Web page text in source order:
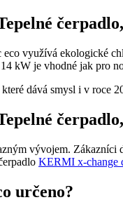
využívá ekologické
kW je vhodné jak pro
vývojem.
KERMI x-change
určeno?